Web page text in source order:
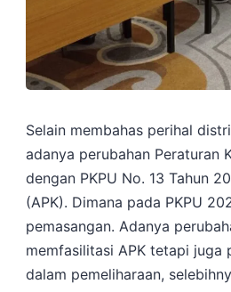
Selain membahas perihal
adanya perubahan Peraturan
dengan PKPU No. 13 Tahun
(APK). Dimana pada PKPU
pemasangan. Adanya
memfasilitasi APK tetapi juga
dalam pemeliharaan,